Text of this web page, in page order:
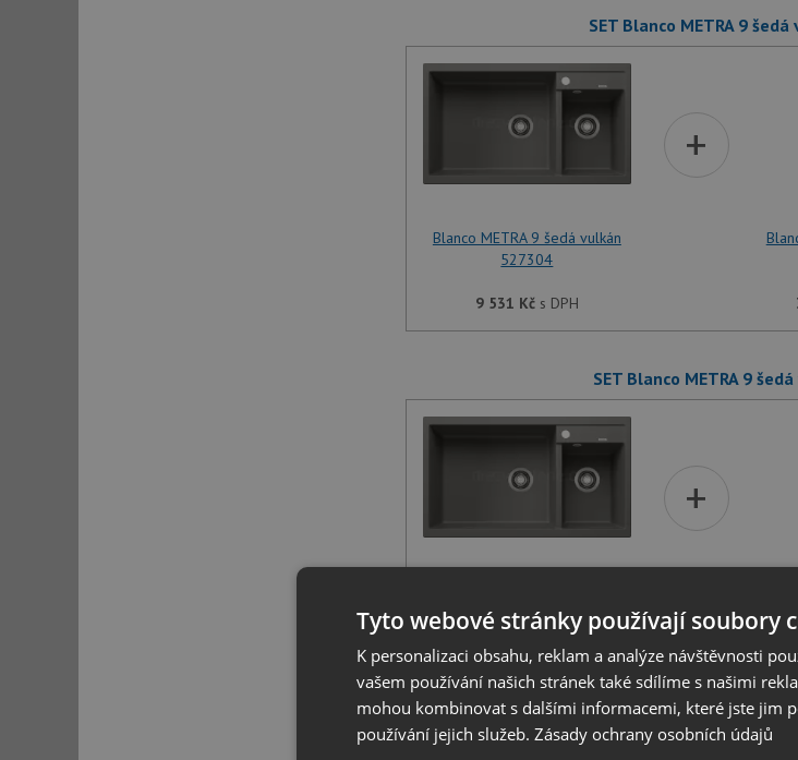
SET Blanco METRA 9
Blanco METRA 9 šedá vulkán
527304
9 531 Kčs DPH
+
SET Blanco METRA 9
527304
9 531 Kč s DPH
+
SET Blanco METRA 9 šedá
Tyto webové stránky používají soubory
K personalizaci obsahu, reklam a analýze návštěvnosti
vašem používání našich stránek také sdílíme s našimi
mohou kombinovat s dalšími informacemi, které jste jim
používání jejich služeb. Zásady ochrany osobních údajů